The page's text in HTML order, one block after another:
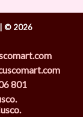
| © 2026
801